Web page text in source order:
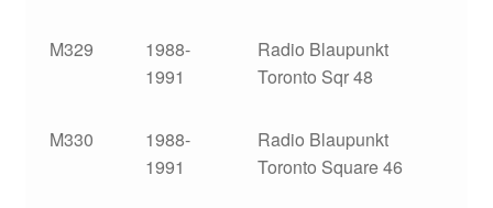
M329
1988-
1991
Radio Blaupunkt
Toronto Sqr 48
M330
1988-
1991
Radio Blaupunkt
Toronto Square 46